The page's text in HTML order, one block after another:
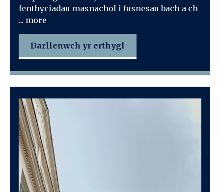
fenthyciadau masnachol i fusnesau bach a ch
... more
Darllenwch yr erthygl